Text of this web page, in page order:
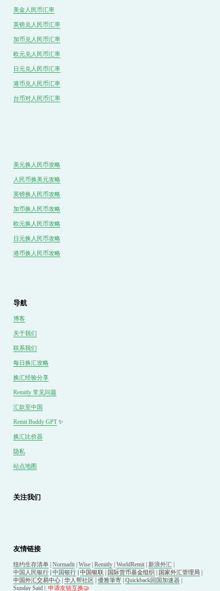
美金人民币汇率
英镑兑人民币汇率
加币兑人民币汇率
欧元兑人民币汇率
日元兑人民币汇率
港币兑人民币汇率
台币对人民币汇率
导航
博客
关于我们
联系我们
每日换汇攻略
换汇经验分享
Remitly 常见问题
汇款至中国
Remit Buddy GPT ✨
换汇比价器
隐私
站点地图
美元换人民币攻略
人民币换美元攻略
英镑换人民币攻略
加币换人民币攻略
欧元换人民币攻略
日元换人民币攻略
港币换人民币攻略
关注我们
友情链接
纽约生存清单 | Normadit | Wise | Remitly | WorldRemit | 新浪外汇 |
中国人民银行 | 中国银行 | 中国银联 | 国际货币基金组织 | 国家外汇管理局 |
中国外汇交易中心 | 华人帮社区 | 優雅筆寄 | Quickback回国加速器 |
Sunday Said | 申请友链互换🤝